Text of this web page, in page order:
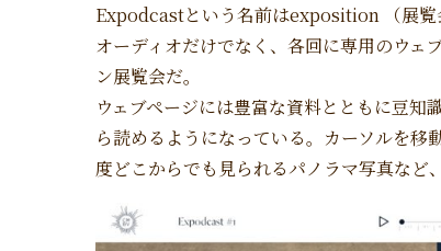
Expodcastという名前はexposition （展覧
オーディオだけでなく、各回に専用のウェ
ン展覧会だ。
ウェブページには豊富な資料とともに豆
ら読めるようになっている。カーソルを
度どこからでも見られるパノラマ写真など